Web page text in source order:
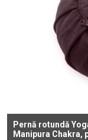
Pernă rotundă
Manipura Chakra,